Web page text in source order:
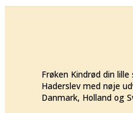
Frøken Kindrød din
Haderslev med nøje
Danmark, Holland og